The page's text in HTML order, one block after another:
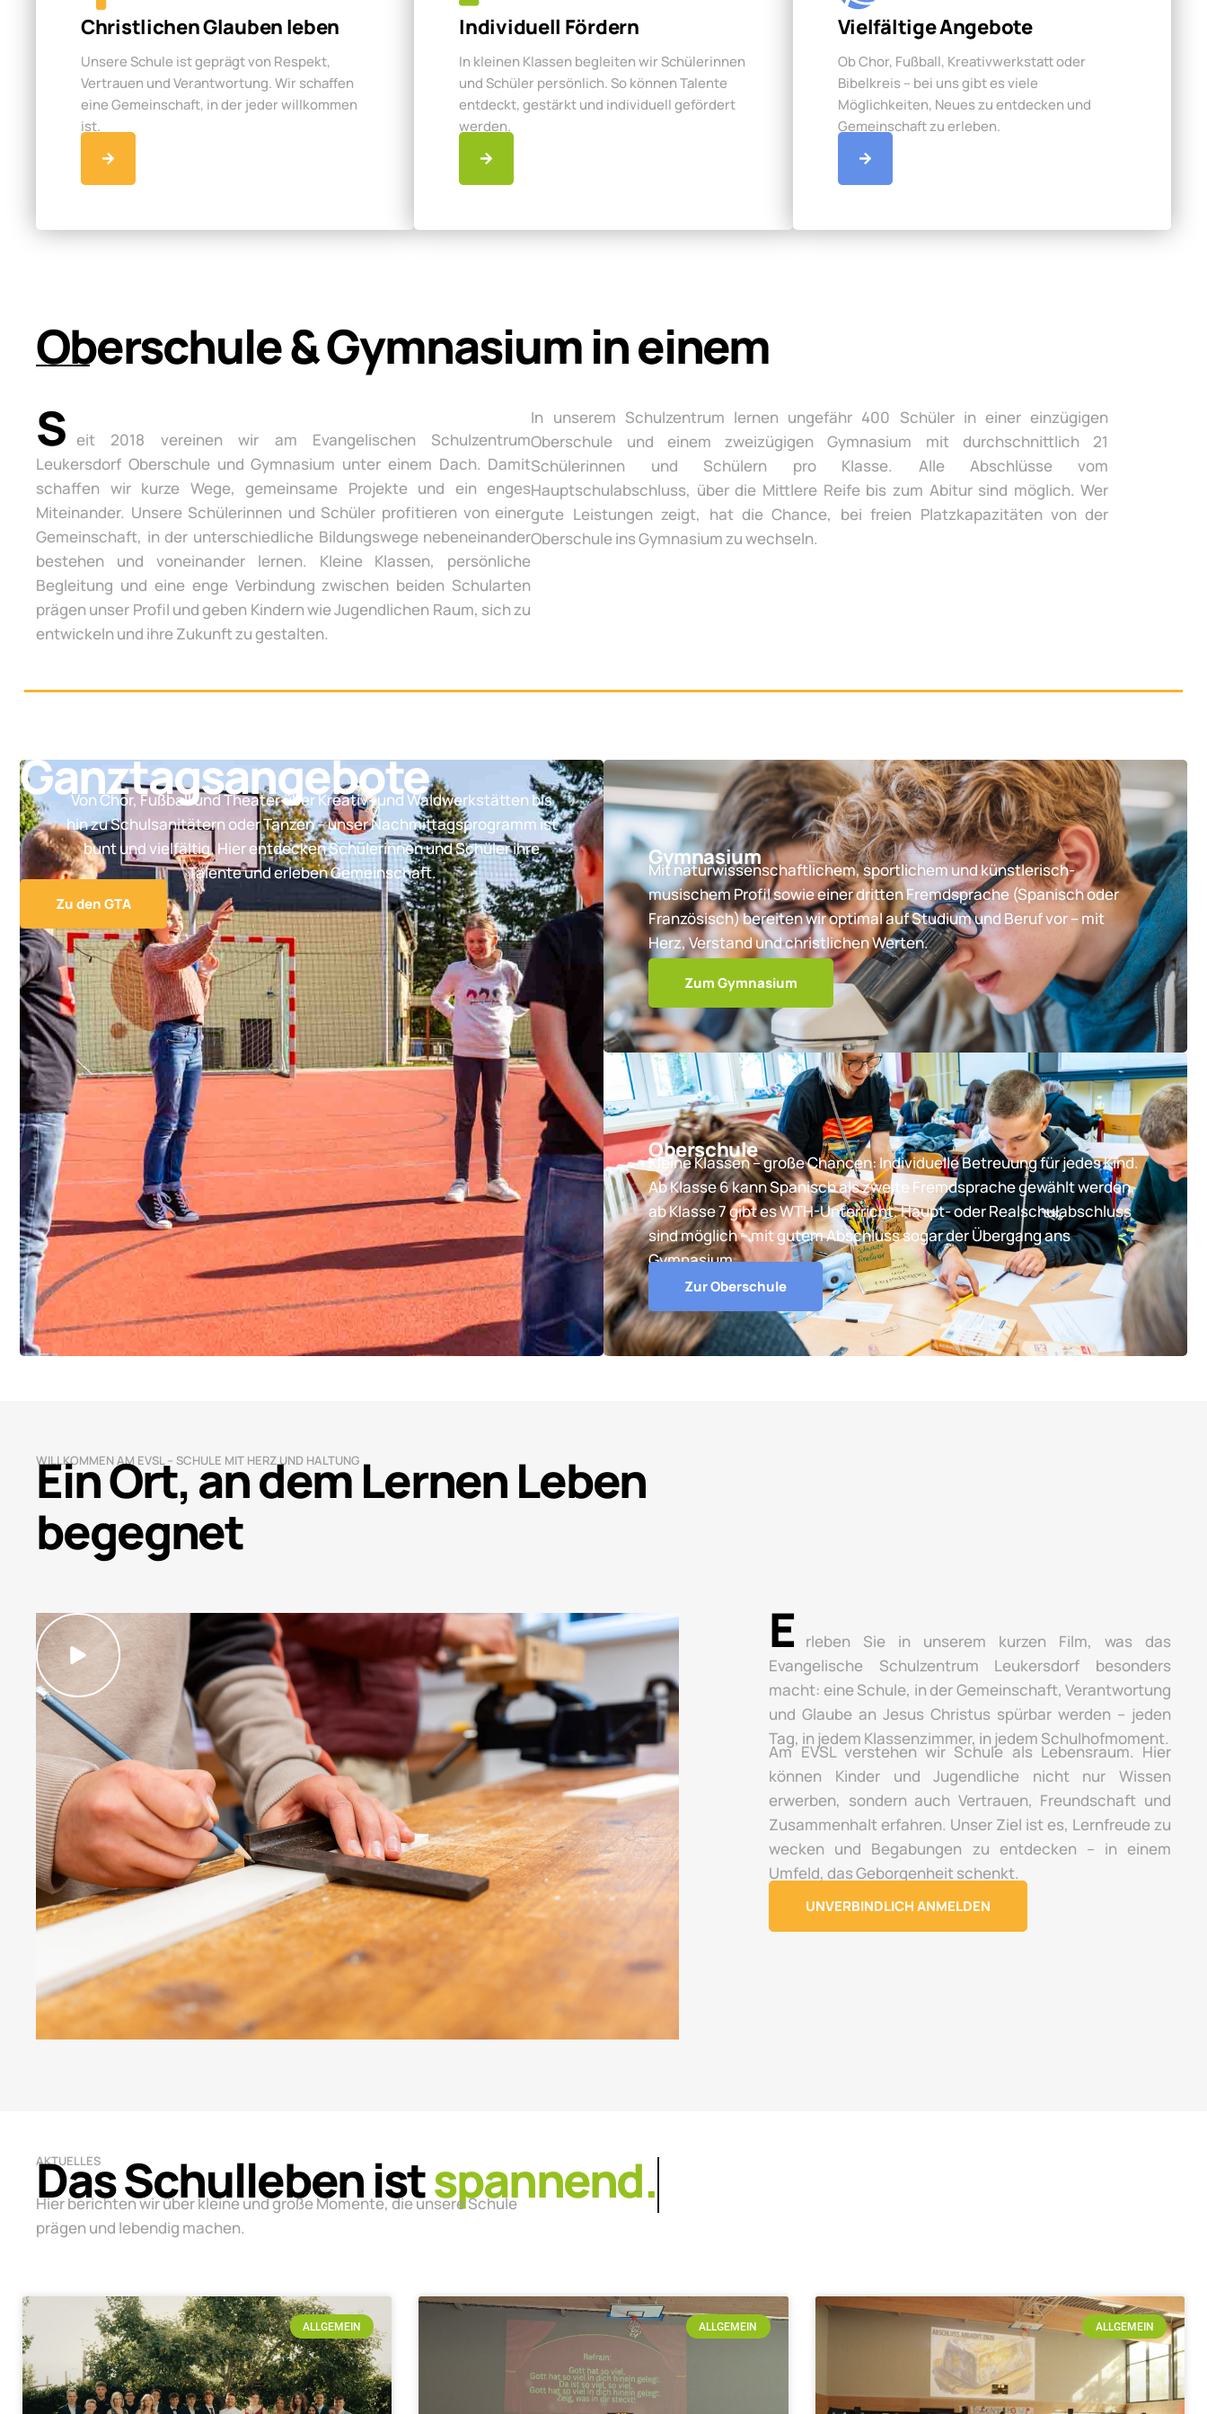
Christlichen Glauben leben
Unsere Schule ist geprägt von Respekt,
Vertrauen und Verantwortung. Wir schaffen
eine Gemeinschaft, in der jeder willkommen
ist.
Individuell Fördern
In kleinen Klassen begleiten wir Schülerinnen
und Schüler persönlich. So können Talente
entdeckt, gestärkt und individuell gefördert
werden.
Vielfältige Angebote
Ob Chor, Fußball, Kreativwerkstatt oder
Bibelkreis – bei uns gibt es viele
Möglichkeiten, Neues zu entdecken und
Gemeinschaft zu erleben.
Oberschule & Gymnasium in einem
S eit 2018 vereinen wir am Evangelischen Schulzentrum
Leukersdorf Oberschule und Gymnasium unter einem Dach. Damit
schaffen wir kurze Wege, gemeinsame Projekte und ein enges
Miteinander. Unsere Schülerinnen und Schüler profitieren von einer
Gemeinschaft, in der unterschiedliche Bildungswege nebeneinander
bestehen und voneinander lernen. Kleine Klassen, persönliche
Begleitung und eine enge Verbindung zwischen beiden Schularten
prägen unser Profil und geben Kindern wie Jugendlichen Raum, sich zu
entwickeln und ihre Zukunft zu gestalten.
In unserem Schulzentrum lernen ungefähr 400 Schüler in einer einzügigen
Oberschule und einem zweizügigen Gymnasium mit durchschnittlich 21
Schülerinnen und Schülern pro Klasse. Alle Abschlüsse vom
Hauptschulabschluss, über die Mittlere Reife bis zum Abitur sind möglich. Wer
gute Leistungen zeigt, hat die Chance, bei freien Platzkapazitäten von der
Oberschule ins Gymnasium zu wechseln.
Ganztagsangebote
Von Chor, Fußball und Theater über Kreativ- und Waldwerkstätten bis
hin zu Schulsanitätern oder Tanzen – unser Nachmittagsprogramm ist
bunt und vielfältig. Hier entdecken Schülerinnen und Schüler ihre
Talente und erleben Gemeinschaft.
Zu den GTA
Gymnasium
Mit naturwissenschaftlichem, sportlichem und künstlerisch-
musischem Profil sowie einer dritten Fremdsprache (Spanisch oder
Französisch) bereiten wir optimal auf Studium und Beruf vor – mit
Herz, Verstand und christlichen Werten.
Zum Gymnasium
Oberschule
Kleine Klassen – große Chancen: Individuelle Betreuung für jedes Kind.
Ab Klasse 6 kann Spanisch als zweite Fremdsprache gewählt werden,
ab Klasse 7 gibt es WTH-Unterricht. Haupt- oder Realschulabschluss
sind möglich – mit gutem Abschluss sogar der Übergang ans
Gymnasium.
Zur Oberschule
WILLKOMMEN AM EVSL – SCHULE MIT HERZ UND HALTUNG
Ein Ort, an dem Lernen Leben
begegnet
E
rleben Sie in unserem kurzen Film, was das
Evangelische Schulzentrum Leukersdorf besonders
macht: eine Schule, in der Gemeinschaft, Verantwortung
und Glaube an Jesus Christus spürbar werden – jeden
Tag, in jedem Klassenzimmer, in jedem Schulhofmoment.
Am EVSL verstehen wir Schule als Lebensraum. Hier
können Kinder und Jugendliche nicht nur Wissen
erwerben, sondern auch Vertrauen, Freundschaft und
Zusammenhalt erfahren. Unser Ziel ist es, Lernfreude zu
wecken und Begabungen zu entdecken – in einem
Umfeld, das Geborgenheit schenkt.
UNVERBINDLICH ANMELDEN
AKTUELLES
Das Schulleben istlebendig.
Hier berichten wir über kleine und große Momente, die unsere Schule
prägen und lebendig machen.
ALLGEMEIN ALLGEMEIN ALLGEMEIN